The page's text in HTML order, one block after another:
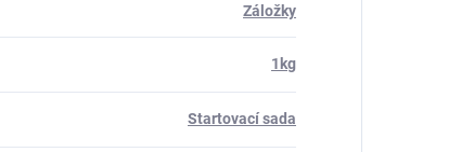
Záložky
1kg
Startovací sada